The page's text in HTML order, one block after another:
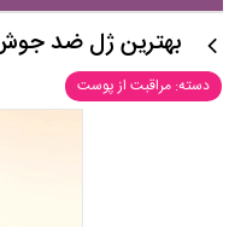
بهترین ژل ضد
دسته: مراقبت از پوست